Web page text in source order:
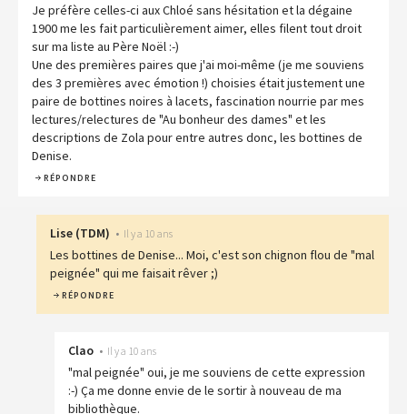
Je préfère celles-ci aux Chloé sans hésitation et la dégaine
1900 me les fait particulièrement aimer, elles filent tout droit
sur ma liste au Père Noël :-)
Une des premières paires que j'ai moi-même (je me souviens
des 3 premières avec émotion !) choisies était justement une
paire de bottines noires à lacets, fascination nourrie par mes
lectures/relectures de "Au bonheur des dames" et les
descriptions de Zola pour entre autres donc, les bottines de
Denise.
RÉPONDRE
Lise (TDM) • Il y a 10 ans
Les bottines de Denise... Moi, c'est son chignon flou de "mal
peignée" qui me faisait rêver ;)
RÉPONDRE
Clao • Il y a 10 ans
"mal peignée" oui, je me souviens de cette expression
:-) Ça me donne envie de le sortir à nouveau de ma
bibliothèque.